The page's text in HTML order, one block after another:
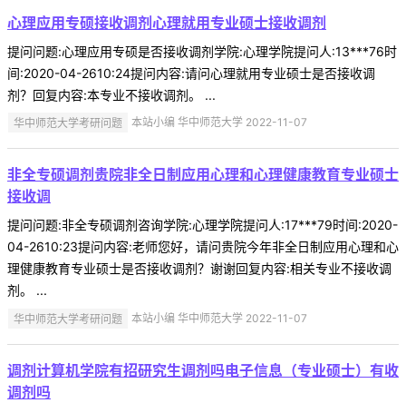
心理应用专硕接收调剂心理就用专业硕士接收调剂
提问问题:心理应用专硕是否接收调剂学院:心理学院提问人:13***76时
间:2020-04-2610:24提问内容:请问心理就用专业硕士是否接收调
剂？回复内容:本专业不接收调剂。 ...
华中师范大学考研问题 本站小编 华中师范大学 2022-11-07
非全专硕调剂贵院非全日制应用心理和心理健康教育专业硕士
接收调
提问问题:非全专硕调剂咨询学院:心理学院提问人:17***79时间:2020-
04-2610:23提问内容:老师您好，请问贵院今年非全日制应用心理和心
理健康教育专业硕士是否接收调剂？谢谢回复内容:相关专业不接收调
剂。 ...
华中师范大学考研问题 本站小编 华中师范大学 2022-11-07
调剂计算机学院有招研究生调剂吗电子信息（专业硕士）有收
调剂吗